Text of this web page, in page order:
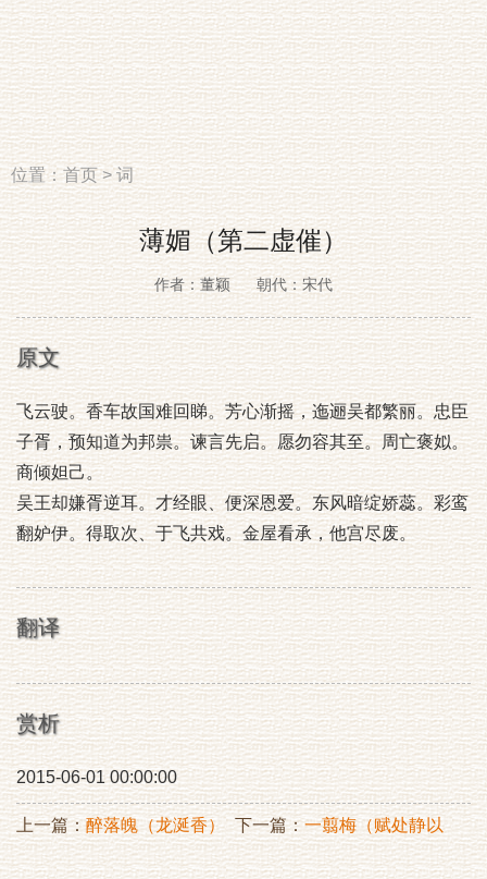
位置：首页>词
薄媚（第二虚催）
作者：董颖 朝代：宋代
原文
飞云驶。香车故国难回睇。芳心渐摇，迤逦吴都繁丽。忠臣
子胥，预知道为邦祟。谏言先启。愿勿容其至。周亡褒姒。
商倾妲己。
吴王却嫌胥逆耳。才经眼、便深恩爱。东风暗绽娇蕊。彩鸾
翻妒伊。得取次、于飞共戏。金屋看承，他宫尽废。
翻译
赏析
2015-06-01 00:00:00
上一篇：醉落魄（龙涎香） 下一篇：一翦梅（赋处静以
梅花枝见赠）